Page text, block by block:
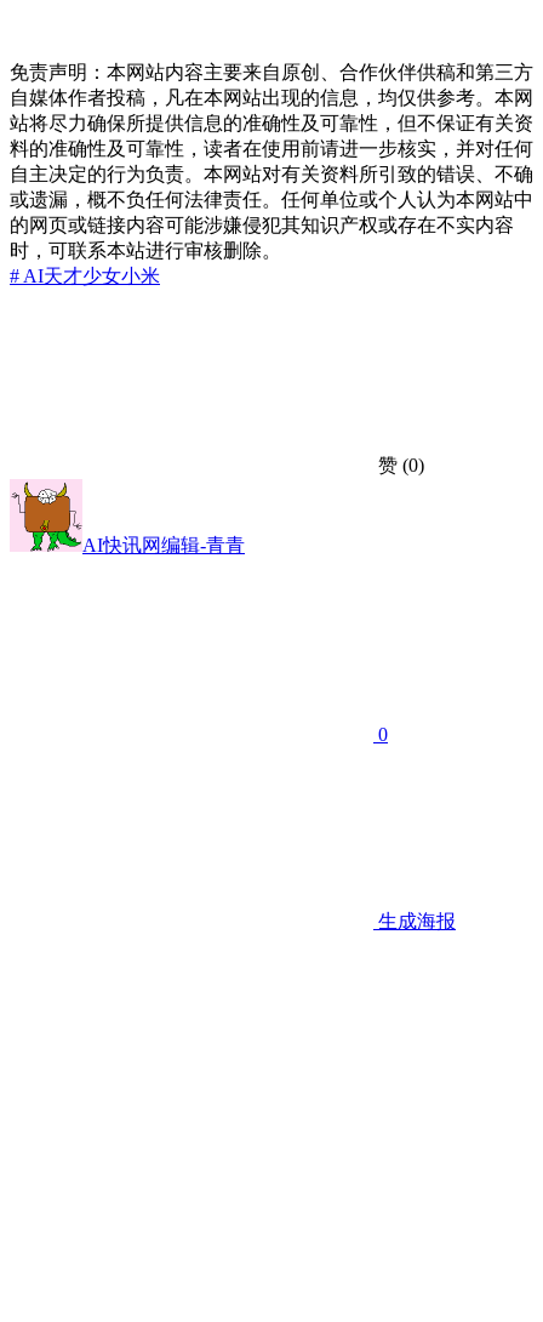
免责声明：本网站内容主要来自原创、合作伙伴供稿和第三方
自媒体作者投稿，凡在本网站出现的信息，均仅供参考。本网
站将尽力确保所提供信息的准确性及可靠性，但不保证有关资
料的准确性及可靠性，读者在使用前请进一步核实，并对任何
自主决定的行为负责。本网站对有关资料所引致的错误、不确
或遗漏，概不负任何法律责任。任何单位或个人认为本网站中
的网页或链接内容可能涉嫌侵犯其知识产权或存在不实内容
时，可联系本站进行审核删除。
# AI天才少女小米
赞 (0)
AI快讯网编辑-青青
0
生成海报